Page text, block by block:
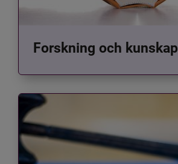
Forskning och kunskap